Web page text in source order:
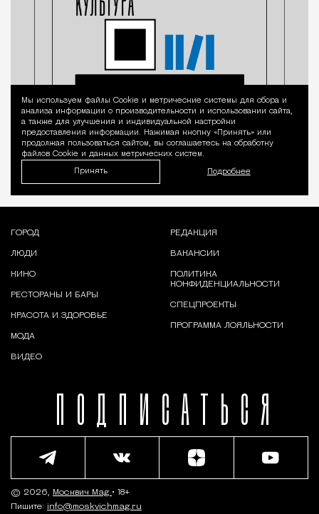
Уведомление
Мы используем файлы Сookie и метрические системы для сбора и
анализа информации о производительности и использовании сайта,
а также для улучшения и индивидуальной настройки
предоставления информации. Нажимая кнопку «Принять» или
продолжая пользоваться сайтом, вы соглашаетесь на обработку
файлов Cookie и данных метрических систем.
Принять Подробнее
ПОДПИСАТЬСЯ
ГОРОД
ЛЮДИ
КИНО
РЕСТОРАНЫ И БАРЫ
КРАСОТА И ЗДОРОВЬЕ
МОДА
ВИДЕО
РЕДАКЦИЯ
ВАКАНСИИ
ПОЛИТИКА
КОНФИДЕНЦИАЛЬНОСТИ
СПЕЦПРОЕКТЫ
ПРОГРАММА ЛОЯЛЬНОСТИ
© 2026, Москвич Mag • 18+
Пишите: info@moskvichmag.ru